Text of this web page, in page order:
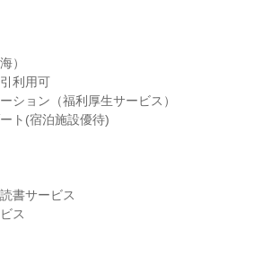
）
利用可
ション（福利厚生サービス）
ト(宿泊施設優待)
書サービス
ス